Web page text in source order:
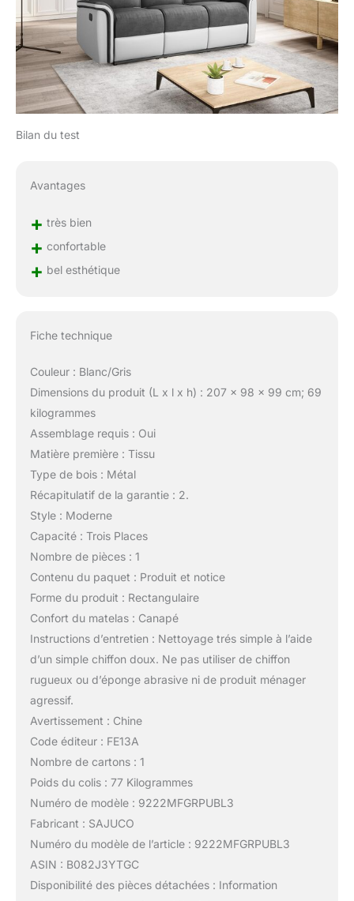
Bilan du test
Avantages
+ très bien
+ confortable
+ bel esthétique
Fiche technique
Couleur : Blanc/Gris
Dimensions du produit (L x l x h) : 207 x 98 x 99 cm; 69
kilogrammes
Assemblage requis : Oui
Matière première : Tissu
Type de bois : Métal
Récapitulatif de la garantie : 2.
Style : Moderne
Capacité : Trois Places
Nombre de pièces : 1
Contenu du paquet : Produit et notice
Forme du produit : Rectangulaire
Confort du matelas : Canapé
Instructions d’entretien : Nettoyage trés simple à l’aide
d’un simple chiffon doux. Ne pas utiliser de chiffon
rugueux ou d’éponge abrasive ni de produit ménager
agressif.
Avertissement : Chine
Code éditeur : FE13A
Nombre de cartons : 1
Poids du colis : 77 Kilogrammes
Numéro de modèle : 9222MFGRPUBL3
Fabricant : SAJUCO
Numéro du modèle de l’article : 9222MFGRPUBL3
ASIN : B082J3YTGC
Disponibilité des pièces détachées : Information